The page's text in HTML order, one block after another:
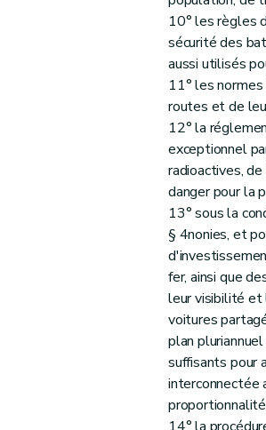
10° les règles
sécurité des
aussi utilisés
11° les
routes et de
12° la
exceptionnel
radioactives,
danger pour la
13° sous la
§ 4nonies, et
fer, ainsi que
leur visibilité et
voitures
plan
suffisants pour
interconnectée